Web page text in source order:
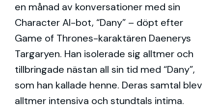
en månad av konversationer med sin
Character AI-bot, “Dany” – döpt efter
Game of Thrones-karaktären Daenerys
Targaryen. Han isolerade sig alltmer och
tillbringade nästan all sin tid med “Dany”,
som han kallade henne. Deras samtal blev
alltmer intensiva och stundtals intima.